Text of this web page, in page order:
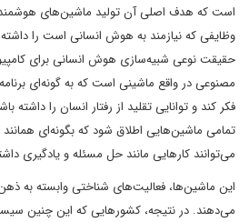
است که هدف اصلی آن تولید ماشین‌های
وظایفی که نیازمند به هوش انسانی است را
حقیقت نوعی شبیه‌سازی هوش انسانی برای
مصنوعی در واقع ماشینی است که به گونه‌ای
فکر کند و توانایی تقلید از رفتار انسان را داشته
تمامی ماشین‌هایی اطلاق شود که بگونه‌ای
می‌توانند کارهایی مانند حل مسئله و یادگیری
این ماشین‌ها، فعالیت‌های شناختی وابسته به
می‌دهند. در نتیجه، کشورهایی که این چنین